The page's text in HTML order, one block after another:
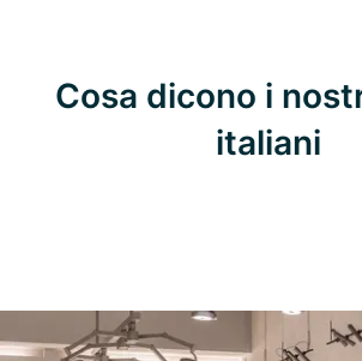
Cosa dicono i
italiani